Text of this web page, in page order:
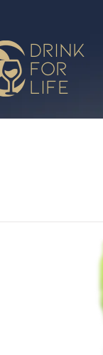
drink
for
life